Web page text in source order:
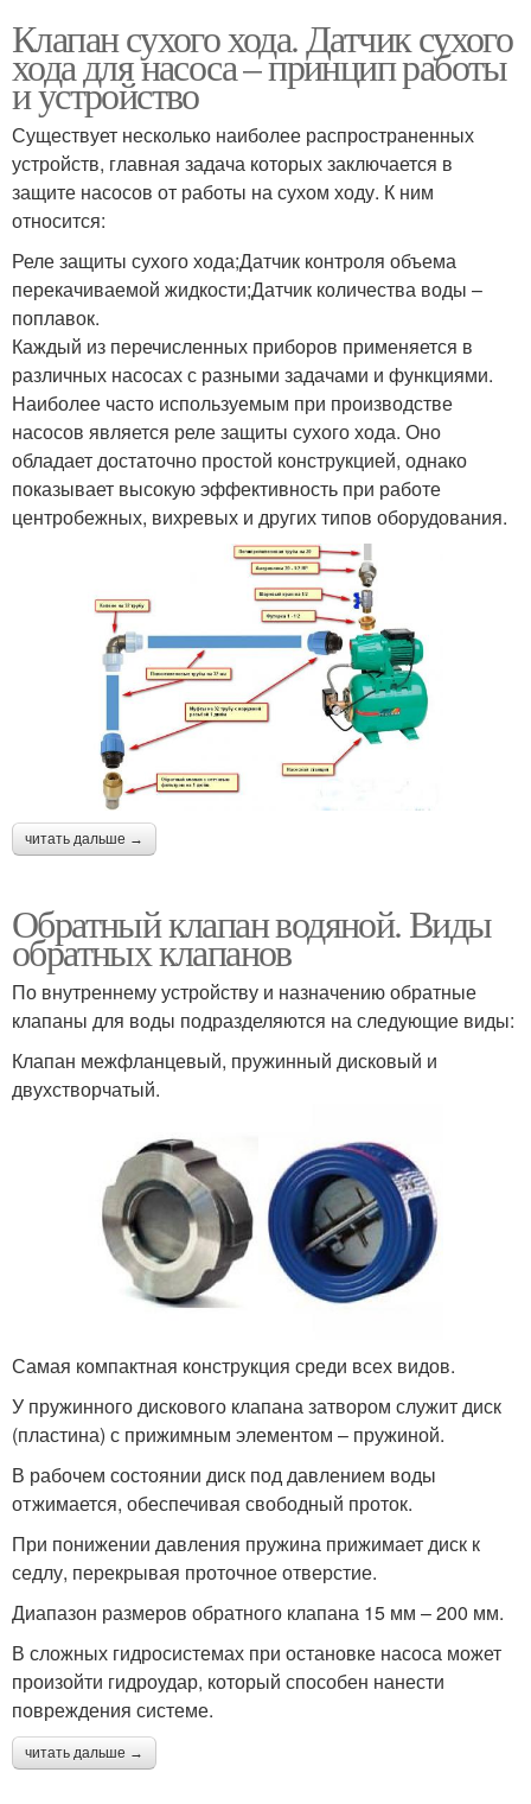
Клапан сухого хода. Датчик сухого
хода для насоса – принцип работы
и устройство
Существует несколько наиболее распространенных
устройств, главная задача которых заключается в
защите насосов от работы на сухом ходу. К ним
относится:
Реле защиты сухого хода;Датчик контроля объема
перекачиваемой жидкости;Датчик количества воды –
поплавок.
Каждый из перечисленных приборов применяется в
различных насосах с разными задачами и функциями.
Наиболее часто используемым при производстве
насосов является реле защиты сухого хода. Оно
обладает достаточно простой конструкцией, однако
показывает высокую эффективность при работе
центробежных, вихревых и других типов оборудования.
читать дальше →
Обратный клапан водяной. Виды
обратных клапанов
По внутреннему устройству и назначению обратные
клапаны для воды подразделяются на следующие виды:
Клапан межфланцевый, пружинный дисковый и
двухстворчатый.
Самая компактная конструкция среди всех видов.
У пружинного дискового клапана затвором служит диск
(пластина) с прижимным элементом – пружиной.
В рабочем состоянии диск под давлением воды
отжимается, обеспечивая свободный проток.
При понижении давления пружина прижимает диск к
седлу, перекрывая проточное отверстие.
Диапазон размеров обратного клапана 15 мм – 200 мм.
В сложных гидросистемах при остановке насоса может
произойти гидроудар, который способен нанести
повреждения системе.
читать дальше →